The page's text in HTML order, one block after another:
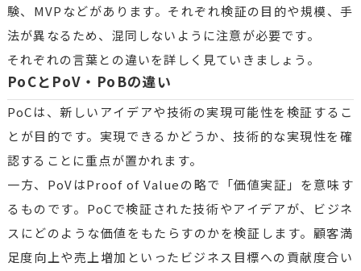
験、MVPなどがあります。それぞれ検証の目的や規模、手
法が異なるため、混同しないように注意が必要です。
それぞれの言葉との違いを詳しく見ていきましょう。
PoCとPoV・PoBの違い
PoCは、新しいアイデアや技術の実現可能性を検証するこ
とが目的です。実現できるかどうか、技術的な実現性を確
認することに重点が置かれます。
一方、PoVはProof of Valueの略で「価値実証」を意味す
るものです。PoCで検証された技術やアイデアが、ビジネ
スにどのような価値をもたらすのかを検証します。顧客満
足度向上や売上増加といったビジネス目標への貢献度合い